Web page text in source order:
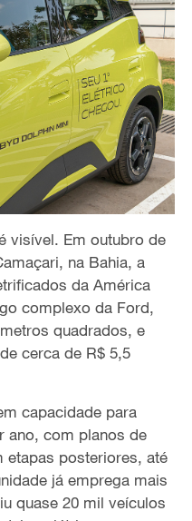
visível. Em outubro de
na Bahia, a
da América
complexo da Ford,
quadrados, e
cerca de R$ 5,5
capacidade para
ano, com planos de
etapas posteriores, até
já emprega mais
quase 20 mil veículos